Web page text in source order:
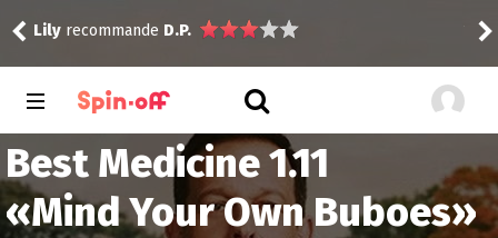
Lily recommande D.P.
Best Medicine 1.11
«Mind Your Own Buboes»